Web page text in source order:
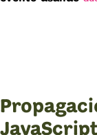
JavaScript